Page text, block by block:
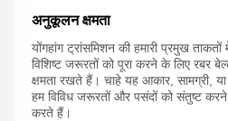
अनुकूलन क्षमता
योंगहांग ट्रांसमिशन की हमारी प्रमुख
विशिष्ट जरूरतों को पूरा करने के लिए रबर
क्षमता रखते हैं। चाहे यह आकार, सामग्री, या
हम विविध जरूरतों और पसंदों को संतुष्ट करने
करते हैं।